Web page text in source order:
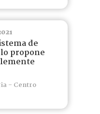
de
propone
- Centro